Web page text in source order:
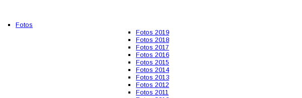
Fotos
Fotos 2019
Fotos 2018
Fotos 2017
Fotos 2016
Fotos 2015
Fotos 2014
Fotos 2013
Fotos 2012
Fotos 2011